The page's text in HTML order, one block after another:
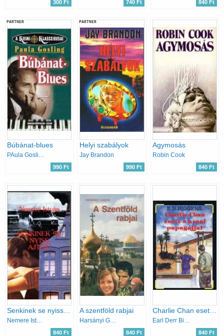
300 Ft 740 Ft 840 Ft
PARTNER
Búbánat-blues
PAula Gosling
990 Ft
PARTNER
Helyi szabályok
Jay Brandon
990 Ft
Agymosás
Robin Cook
840 Ft
Nemere István
840 Ft
A szentföld rabjai
840 Ft
Charlie Chan esete a kínai papagájjal
840 Ft